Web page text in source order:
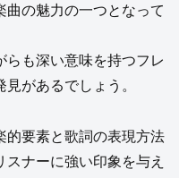
曲の魅力の一つとなって
らも深い意味を持つフレ
があるでしょう。
的要素と歌詞の表現方法
ナーに強い印象を与え